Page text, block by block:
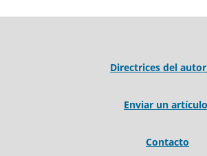
Directrices del
Enviar un artículo
Contacto